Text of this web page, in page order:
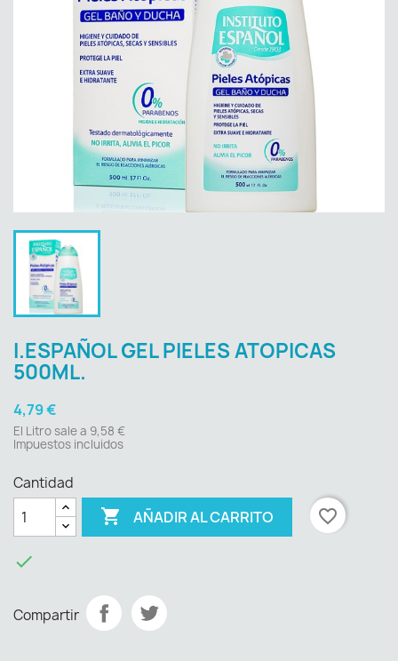
I.ESPAÑOL GEL PIELES ATOPICAS
500ML.
4,79 €
El Litro sale a 9,58 €
Impuestos incluidos
Cantidad
 AÑADIR AL CARRITO favorite_border

Compartir